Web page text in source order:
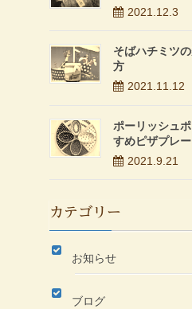
2021.12.3
そばハチミツ
方
2021.11.12
ポーリッシュ
すめピザプレー
2021.9.21
カテゴリー
お知らせ
ブログ